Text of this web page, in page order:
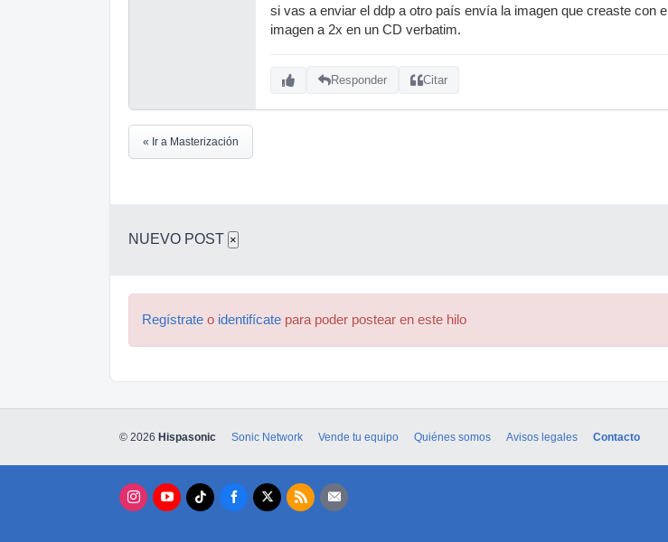
si vas a enviar el ddp a otro país envía la imagen que creaste con
imagen a 2x en un CD verbatim.
Responder Citar
« Ir a Masterización
NUEVO POST ×
Regístrate o identifícate para poder postear en este hilo
© 2026 Hispasonic Sonic Network Vende tu equipo Quiénes somos Avisos legales Contacto